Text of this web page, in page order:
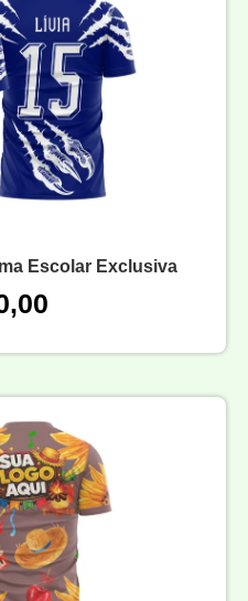
Escolar Exclusiva